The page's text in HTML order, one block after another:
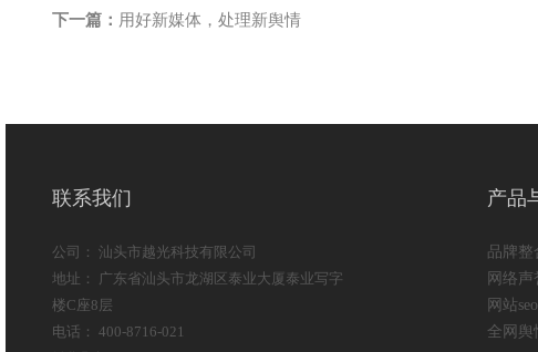
下一篇： 用好新媒体，处理新舆情
联系我们
公司： 汕头市越光科技有限公司
地址： 广东省汕头市龙湖区泰业大厦泰业写字
楼C座8层
电话： 400-8716-021
产品
品牌整
网络声
网站
全网舆